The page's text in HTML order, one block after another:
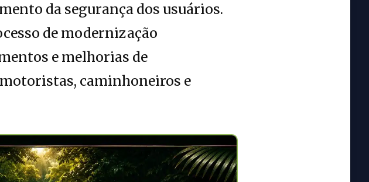
da segurança dos usuários.
de modernização
e melhorias de
caminhoneiros e